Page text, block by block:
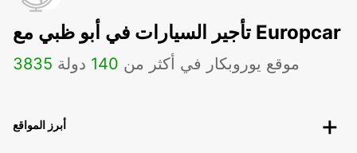
تأجير السيارات في أبو ظبي مع Europcar
3835 موقع يوروبكار في أكثر من 140 دولة
أبرز المواقع